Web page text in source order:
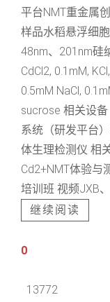
平台NMT重金属
样品水稻悬浮细
48nm、201nm硅
CdCl2, 0.1mM,
0.5mM NaCl,
sucrose 相关设
系统（研发平台
体生理检测仪 相
Cd2+NMT体验与
培训班 视频JXB
继续阅读
0
13772